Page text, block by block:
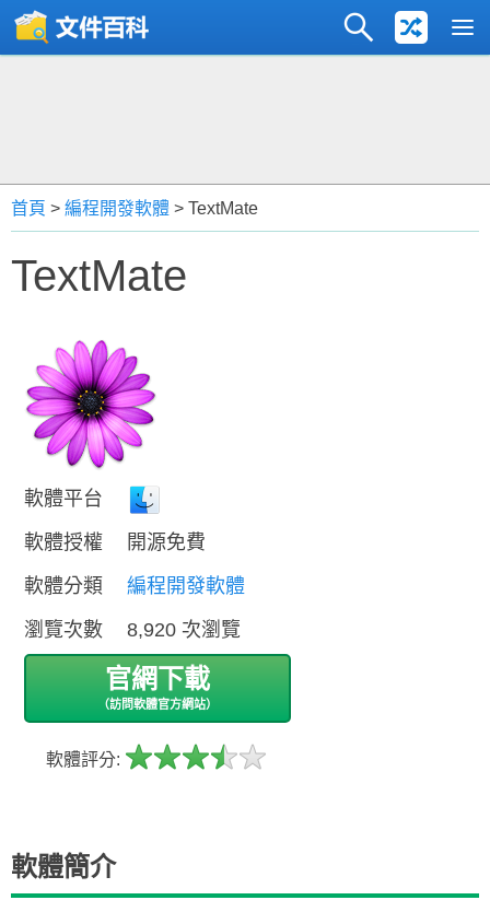
首頁 > 編程開發軟體 > TextMate
TextMate
軟體平台
軟體授權
開源免費
軟體分類
編程開發軟體
瀏覽次數
8,920 次瀏覽
官網下載
（訪問軟體官方網站）
軟體評分:
軟體簡介